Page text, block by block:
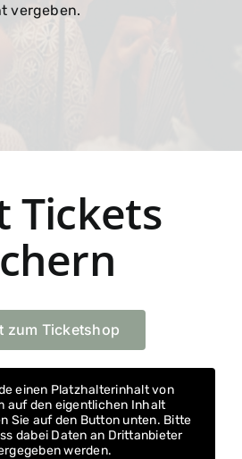
vergeben.
Tickets
zum Ticketshop
einen Platzhalterinhalt von
auf den eigentlichen Inhalt
Sie auf den Button unten. Bitte
dabei Daten an Drittanbieter
werden.